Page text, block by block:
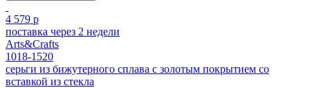
4 579 р
поставка через 2 недели
Arts&Crafts
1018-1520
серьги из бижутерного сплава с золотым покрытием cо
вставкой из стекла